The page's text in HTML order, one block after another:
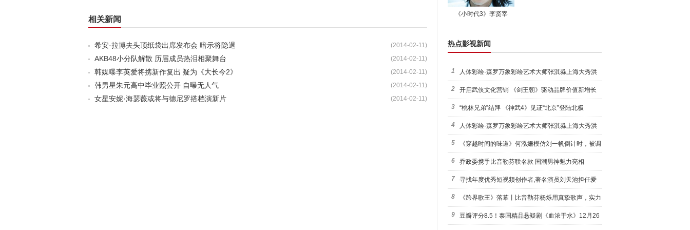
相关新闻
(2014-02-11)
希安·拉博夫头顶纸袋出席发布会 暗示将隐退
(2014-02-11)
AKB48小分队解散 历届成员热泪相聚舞台
(2014-02-11)
韩媒曝李英爱将携新作复出 疑为《大长今2》
(2014-02-11)
韩男星朱元高中毕业照公开 自曝无人气
(2014-02-11)
女星安妮·海瑟薇或将与德尼罗搭档演新片
《小时代3》李贤宰
热点影视新闻
1 人体彩绘·森罗万象彩绘艺术大师张淇淼上海大秀洪
荒宇宙
2 开启武侠文化营销 《剑王朝》驱动品牌价值新增长
3 “桃林兄弟”结拜 《神武4》见证“北京”登陆北极
4 人体彩绘·森罗万象彩绘艺术大师张淇淼上海大秀洪
荒宇宙
5 《穿越时间的味道》何泓姗模仿刘一帆倒计时，被调
侃“学人
6 乔政委携手比音勒芬联名款 国潮男神魅力亮相
7 寻找年度优秀短视频创作者,著名演员刘天池担任爱
奇艺号"奇
8 《跨界歌王》落幕丨比音勒芬杨烁用真挚歌声，实力
圈粉!
9 豆瓣评分8.5！泰国精品悬疑剧《血浓于水》12月26